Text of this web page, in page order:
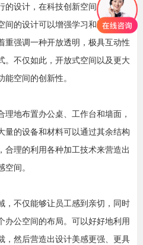
设计，在科技创新空间的办公区
间的设计可以增强学习和工作效
重强调一种开放透明，极具互动性
。不仅如此，开放式空间以及更大
空间的创新性。
地布置办公桌、工作台和墙面，
量的设备和材料可以通过其余结构
合理的利用各种加工技术来营造出
间。
，不仅能够让员工感到亲切，同时
办公空间的布局。可以好好地利用
，然后营造出设计美感更强、更具